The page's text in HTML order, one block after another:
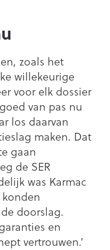
zoals het
willekeurige
voor elk dossier
van pas nu
los daarvan
maken. Dat
gaan
de SER
was Karmac
doorslag.
en
vertrouwen.’